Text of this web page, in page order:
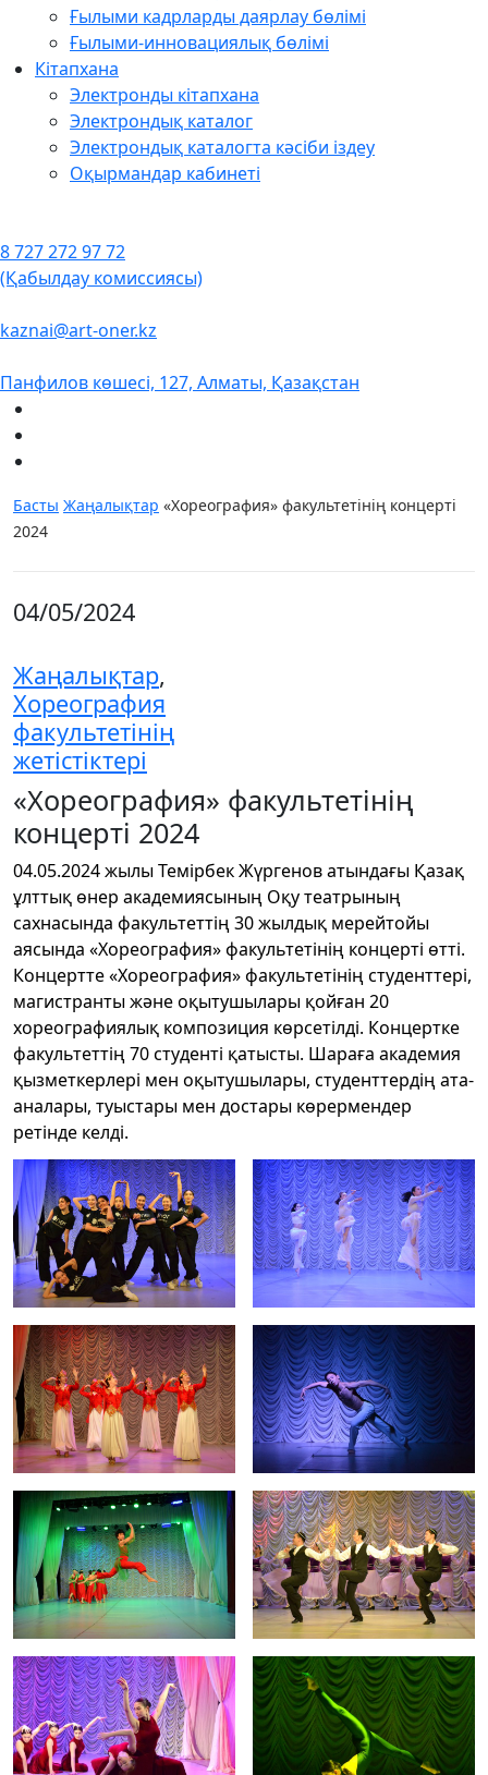
Ғылыми кадрларды даярлау бөлімі
Ғылыми-инновациялық бөлімі
Кітапхана
Электронды кітапхана
Электрондық каталог
Электрондық каталогта кәсіби іздеу
Оқырмандар кабинеті
8 727 272 97 72
(Қабылдау комиссиясы)
kaznai@art-oner.kz
Панфилов көшесі, 127, Алматы, Қазақстан
Басты Жаңалықтар «Хореография» факультетінің концерті
2024
04/05/2024
Жаңалықтар,
Хореография
факультетінің
жетістіктері
«Хореография» факультетінің
концерті 2024
04.05.2024 жылы Темірбек Жүргенов атындағы Қазақ
ұлттық өнер академиясының Оқу театрының
сахнасында факультеттің 30 жылдық мерейтойы
аясында «Хореография» факультетінің концерті өтті.
Концертте «Хореография» факультетінің студенттері,
магистранты және оқытушылары қойған 20
хореографиялық композиция көрсетілді. Концертке
факультеттің 70 студенті қатысты. Шараға академия
қызметкерлері мен оқытушылары, студенттердің ата-
аналары, туыстары мен достары көрермендер
ретінде келді.